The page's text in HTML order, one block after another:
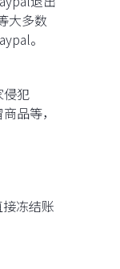
大多数
。
侵犯
品等，
冻结账